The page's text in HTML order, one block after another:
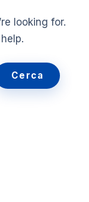
looking for.